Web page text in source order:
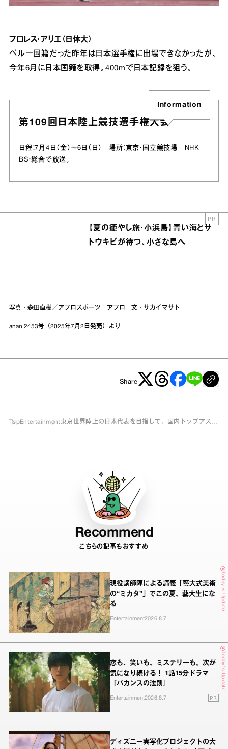
フロレス・アリエ（日体大）
ペルー国籍だった昨年は日本選手権に出場できなかったが、
今年6月に日本国籍を取得。400mで日本記録を狙う。
第109回日本陸上競技選手権大会
Information
日程：7月4日（金）～6日（日） 場所：東京・国立競技場 NHK
BS・総合で放送。
【夏の癒やし旅・小浜島】青い海とサ
トウキビが待つ、小さな島へ
PR
写真・森田直樹／アフロスポーツ アフロ 文・サカイマサト
anan 2453号（2025年7月2日発売）より
Share
TopEntertainment 東京世界陸上の日本代表を目指して、国内トップアスリ
Recommend
こちらの記事もおすすめ
Today's Update
現役講師陣による講義「藝大式美術
の“ミカタ”」でこの夏、藝大生にな
る
Entertainment2026.8.7
Today's Update
恋も、笑いも、ミステリーも。次が
気になり続ける！ 1話15分ドラマ
『バカンスの法則』
Entertainment2026.8.7 PR
ディズニー実写化プロジェクトの大